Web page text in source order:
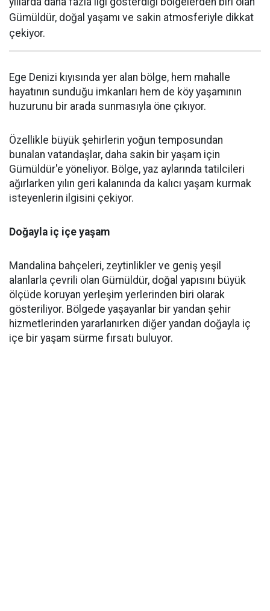
Gümüldür, doğal yaşamı ve sakin atmosferiyle dikkat
çekiyor.
Ege Denizi kıyısında yer alan bölge, hem mahalle
hayatının sunduğu imkanları hem de köy yaşamının
huzurunu bir arada sunmasıyla öne çıkıyor.
Özellikle büyük şehirlerin yoğun temposundan
bunalan vatandaşlar, daha sakin bir yaşam için
Gümüldür'e yöneliyor. Bölge, yaz aylarında tatilcileri
ağırlarken yılın geri kalanında da kalıcı yaşam kurmak
isteyenlerin ilgisini çekiyor.
Doğayla iç içe yaşam
Mandalina bahçeleri, zeytinlikler ve geniş yeşil
alanlarla çevrili olan Gümüldür, doğal yapısını büyük
ölçüde koruyan yerleşim yerlerinden biri olarak
gösteriliyor. Bölgede yaşayanlar bir yandan şehir
hizmetlerinden yararlanırken diğer yandan doğayla iç
içe bir yaşam sürme fırsatı buluyor.